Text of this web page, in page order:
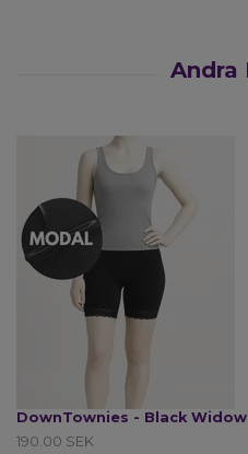
DownTownies - Black Widow
190.00 SEK